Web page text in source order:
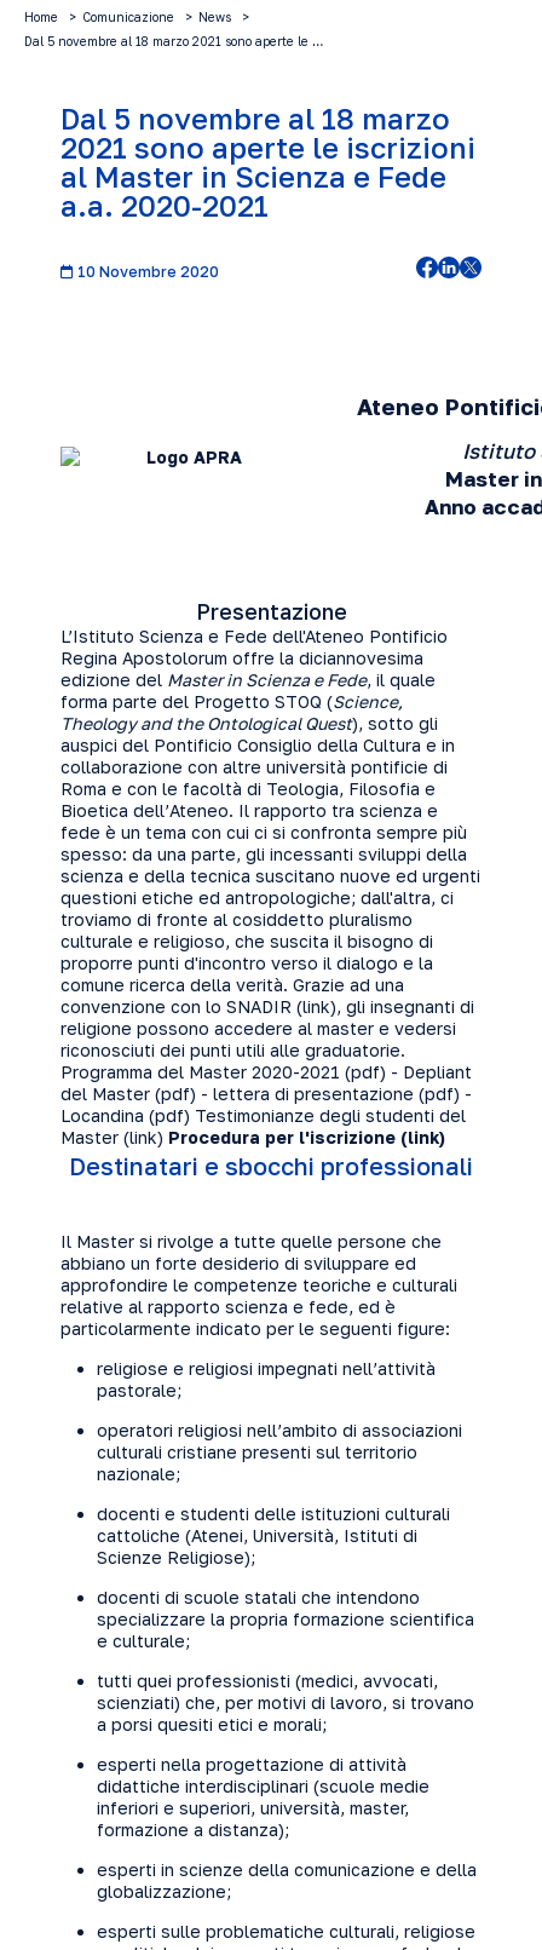
Home Comunicazione
News
Dal 5 novembre al 18 marzo 2021 sono aperte le …
Dal 5 novembre al 18 marzo
2021 sono aperte le iscrizioni
al Master in Scienza e Fede
a.a. 2020-2021
10 Novembre 2020
Ateneo
Istituto
Master
Anno
Presentazione
L’Istituto Scienza e Fede dell'Ateneo Pontificio
Regina Apostolorum offre la diciannovesima
edizione del Master in Scienza e Fede, il quale
forma parte del Progetto STOQ (Science,
Theology and the Ontological Quest), sotto gli
auspici del Pontificio Consiglio della Cultura e in
collaborazione con altre università pontificie di
Roma e con le facoltà di Teologia, Filosofia e
Bioetica dell’Ateneo. Il rapporto tra scienza e
fede è un tema con cui ci si confronta sempre più
spesso: da una parte, gli incessanti sviluppi della
scienza e della tecnica suscitano nuove ed urgenti
questioni etiche ed antropologiche; dall'altra, ci
troviamo di fronte al cosiddetto pluralismo
culturale e religioso, che suscita il bisogno di
proporre punti d'incontro verso il dialogo e la
comune ricerca della verità. Grazie ad una
convenzione con lo SNADIR (link), gli insegnanti di
religione possono accedere al master e vedersi
riconosciuti dei punti utili alle graduatorie.
Programma del Master 2020-2021 (pdf) - Depliant
del Master (pdf) - lettera di presentazione (pdf) -
Locandina (pdf) Testimonianze degli studenti del
Master (link) Procedura per l'iscrizione (link)
Destinatari e sbocchi professionali
Il Master si rivolge a tutte quelle persone che
abbiano un forte desiderio di sviluppare ed
approfondire le competenze teoriche e culturali
relative al rapporto scienza e fede, ed è
particolarmente indicato per le seguenti figure:
religiose e religiosi impegnati nell’attività
pastorale;
operatori religiosi nell’ambito di associazioni
culturali cristiane presenti sul territorio
nazionale;
docenti e studenti delle istituzioni culturali
cattoliche (Atenei, Università, Istituti di
Scienze Religiose);
docenti di scuole statali che intendono
specializzare la propria formazione scientifica
e culturale;
tutti quei professionisti (medici, avvocati,
scienziati) che, per motivi di lavoro, si trovano
a porsi quesiti etici e morali;
esperti nella progettazione di attività
didattiche interdisciplinari (scuole medie
inferiori e superiori, università, master,
formazione a distanza);
esperti in scienze della comunicazione e della
globalizzazione;
esperti sulle problematiche culturali, religiose